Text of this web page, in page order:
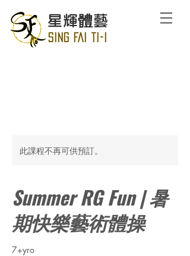
星輝體藝
SING FAI TI-I
此課程不再可供預訂。
Summer RG Fun | 暑
期快樂藝術體操
7+yro